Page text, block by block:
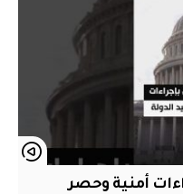
أمنية وحصر